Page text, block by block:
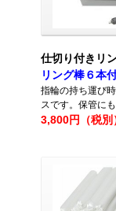
仕切り付きリ
リング棒６本
指輪の持ち運び
スです。保管に
3,800円（税別